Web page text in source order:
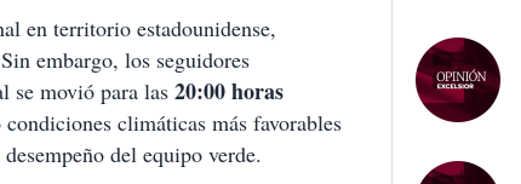
en territorio estadounidense,
embargo, los seguidores
se movió para las 20:00 horas
climáticas más favorables
del equipo verde.